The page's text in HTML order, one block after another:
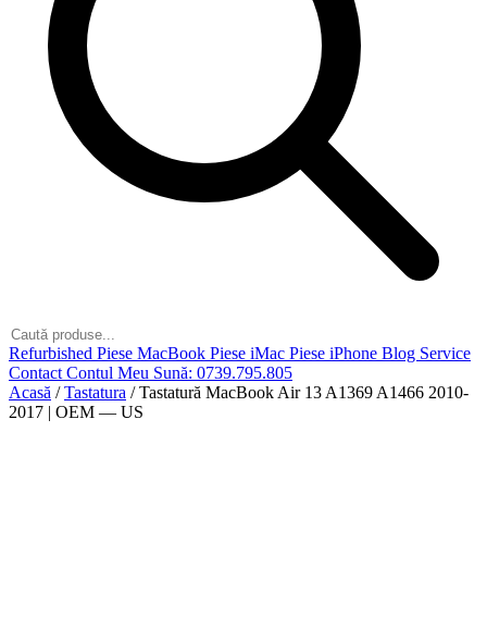
Refurbished Piese MacBook Piese iMac Piese iPhone Blog Service
Contact Contul Meu Sună: 0739.795.805
Acasă / Tastatura / Tastatură MacBook Air 13 A1369 A1466 2010-
2017 | OEM — US